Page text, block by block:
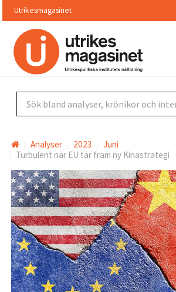
Hoppa
huvudinnehållet
Utrikesmagasinet
Analyser 2023
Juni
Turbulent när EU tar fram ny Kinastrategi